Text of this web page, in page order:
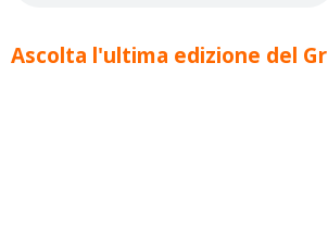
Ascolta l'ultima edizione del Gr